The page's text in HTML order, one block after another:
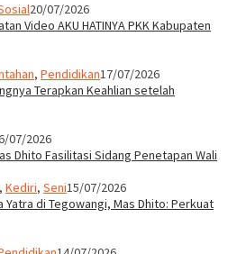
20/07/2026
Video AKU HATINYA PKK Kabupaten
, Pendidikan17/07/2026
Terapkan Keahlian setelah
07/2026
Dhito Fasilitasi Sidang Penetapan Wali
, Kediri, Seni15/07/2026
di Tegowangi, Mas Dhito: Perkuat